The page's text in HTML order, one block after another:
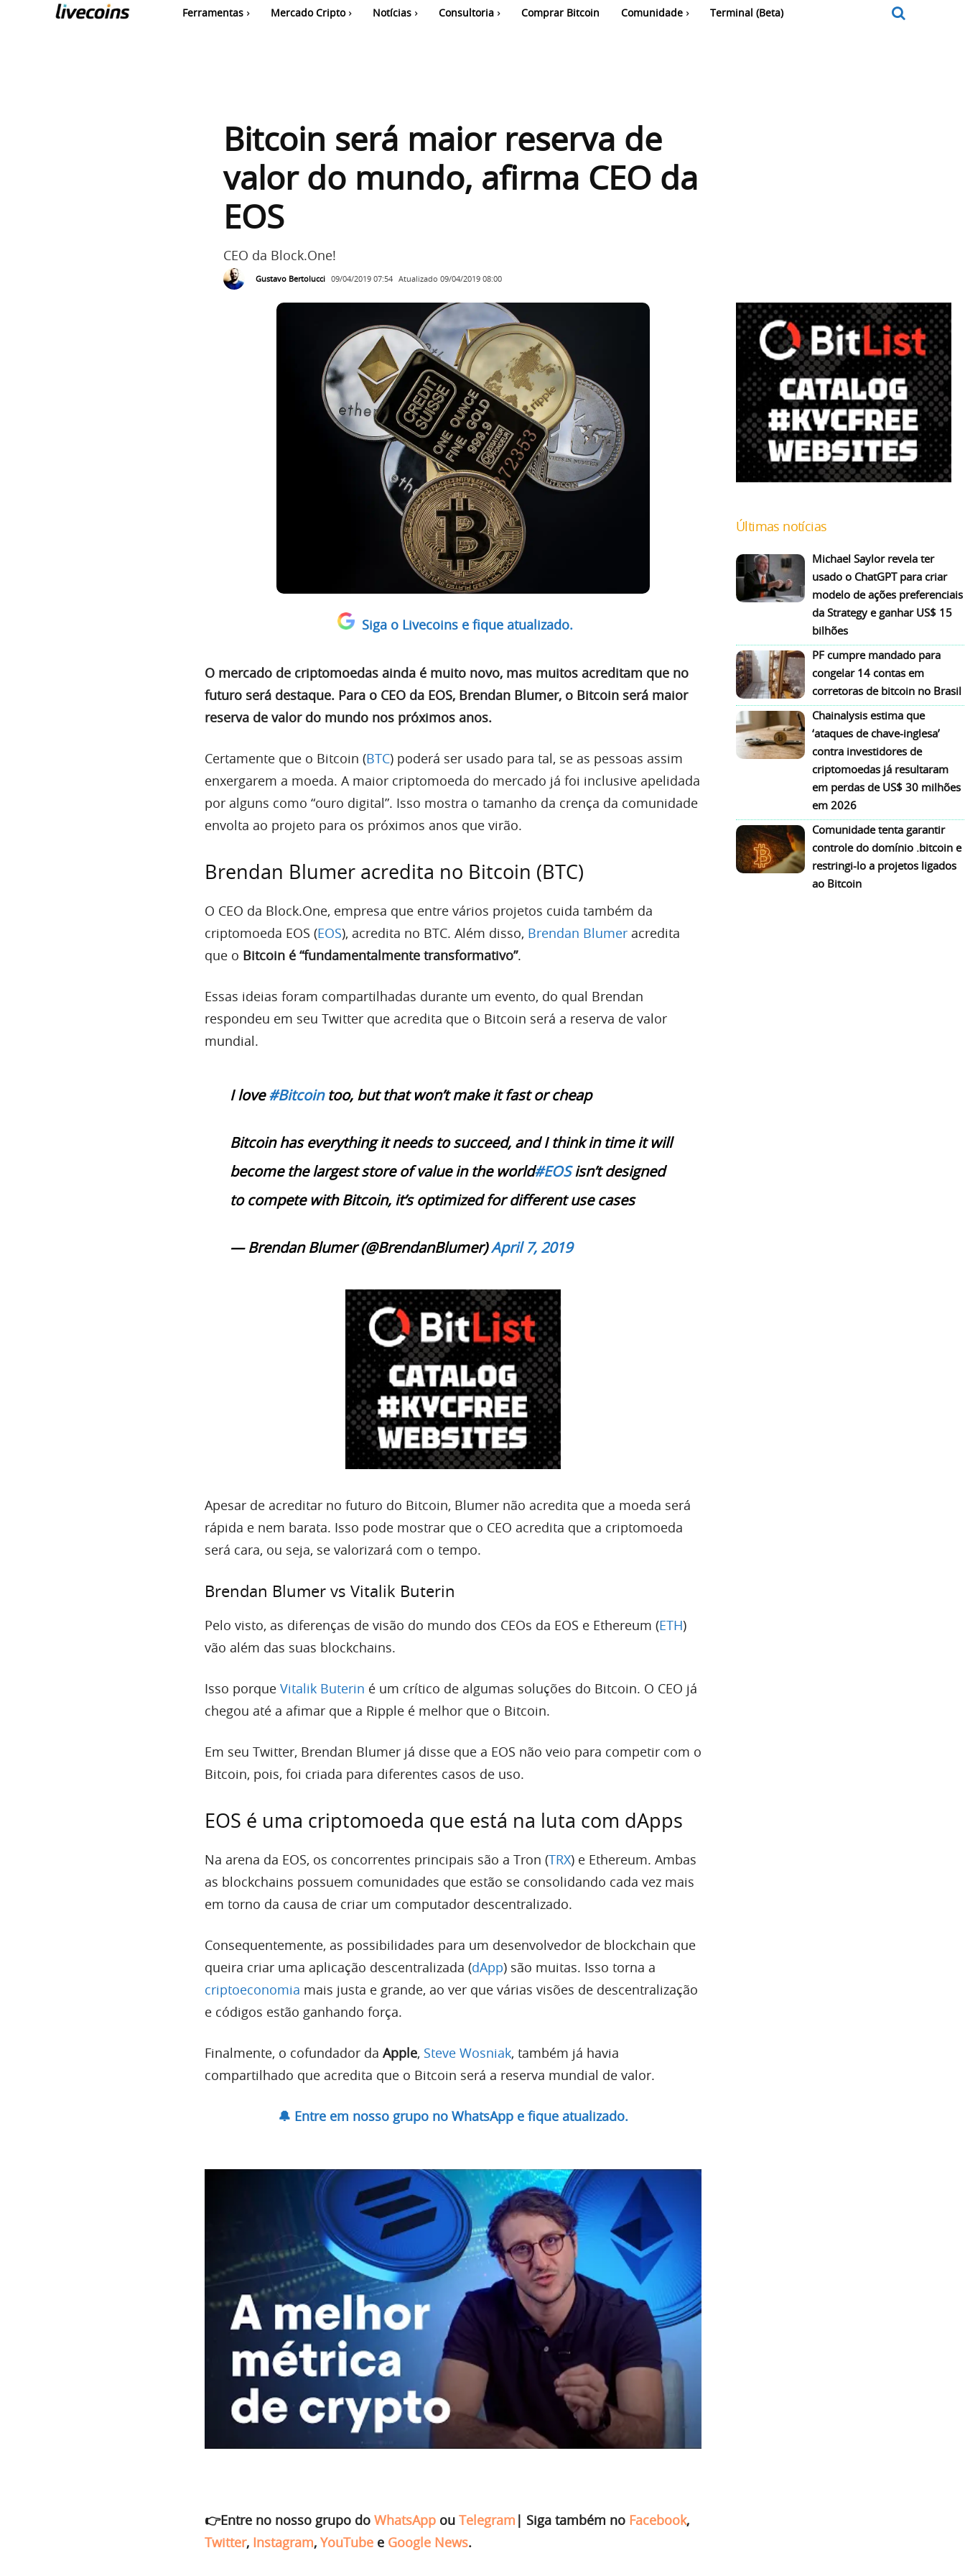
Ferramentas Mercado Cripto Notícias Consultoria Comprar Bitcoin Comunidade Terminal (Beta)
Bitcoin será maior reserva de
valor do mundo, afirma CEO da
EOS
CEO da Block.One!
Gustavo Bertolucci 09/04/2019 07:54 Atualizado 09/04/2019 08:00
Siga o Livecoins e fique atualizado.
O mercado de criptomoedas ainda é muito novo, mas muitos acreditam que no
futuro será destaque. Para o CEO da EOS, Brendan Blumer, o Bitcoin será maior
reserva de valor do mundo nos próximos anos.
Certamente que o Bitcoin (BTC) poderá ser usado para tal, se as pessoas assim
enxergarem a moeda. A maior criptomoeda do mercado já foi inclusive apelidada
por alguns como “ouro digital”. Isso mostra o tamanho da crença da comunidade
envolta ao projeto para os próximos anos que virão.
Brendan Blumer acredita no Bitcoin (BTC)
O CEO da Block.One, empresa que entre vários projetos cuida também da
criptomoeda EOS (EOS), acredita no BTC. Além disso, Brendan Blumer acredita
que o Bitcoin é “fundamentalmente transformativo”.
Essas ideias foram compartilhadas durante um evento, do qual Brendan
respondeu em seu Twitter que acredita que o Bitcoin será a reserva de valor
mundial.
I love#Bitcointoo, but that won’t make it fast or cheap
Bitcoin has everything it needs to succeed, and I think in time it will
become the largest store of value in the world#EOSisn’t designed
to compete with Bitcoin, it’s optimized for different use cases
— Brendan Blumer (@BrendanBlumer)April 7, 2019
Apesar de acreditar no futuro do Bitcoin, Blumer não acredita que a moeda será
rápida e nem barata. Isso pode mostrar que o CEO acredita que a criptomoeda
será cara, ou seja, se valorizará com o tempo.
Brendan Blumer vs Vitalik Buterin
Pelo visto, as diferenças de visão do mundo dos CEOs da EOS e Ethereum (ETH)
vão além das suas blockchains.
Isso porque Vitalik Buterin é um crítico de algumas soluções do Bitcoin. O CEO já
chegou até a afimar que a Ripple é melhor que o Bitcoin.
Em seu Twitter, Brendan Blumer já disse que a EOS não veio para competir com o
Bitcoin, pois, foi criada para diferentes casos de uso.
EOS é uma criptomoeda que está na luta com dApps
Na arena da EOS, os concorrentes principais são a Tron (TRX) e Ethereum. Ambas
as blockchains possuem comunidades que estão se consolidando cada vez mais
em torno da causa de criar um computador descentralizado.
Consequentemente, as possibilidades para um desenvolvedor de blockchain que
queira criar uma aplicação descentralizada (dApp) são muitas. Isso torna a
criptoeconomia mais justa e grande, ao ver que várias visões de descentralização
e códigos estão ganhando força.
Finalmente, o cofundador da Apple, Steve Wosniak, também já havia
compartilhado que acredita que o Bitcoin será a reserva mundial de valor.
🔔 Entre em nosso grupo no WhatsApp e fique atualizado.
👉Entre no nosso grupo do WhatsApp ou Telegram | Siga também no Facebook,
Twitter, Instagram, YouTube e Google News.
Últimas notícias
Michael Saylor revela ter
usado o ChatGPT para criar
modelo de ações preferenciais
da Strategy e ganhar US$ 15
bilhões
PF cumpre mandado para
congelar 14 contas em
corretoras de bitcoin no Brasil
Chainalysis estima que
‘ataques de chave-inglesa’
contra investidores de
criptomoedas já resultaram
em perdas de US$ 30 milhões
em 2026
Comunidade tenta garantir
controle do domínio .bitcoin e
restringi-lo a projetos ligados
ao Bitcoin